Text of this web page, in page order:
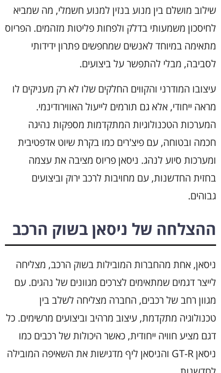
שילוב מושלם בין מנוע בנזין למנוע חשמלי, מה שמביא
לחיסכון משמעותי בדלק ולפחות פליטות מזהמים. הפריוס
מתאימה במיוחד לאנשים שמחפשים פתרון ידידותי
לסביבה, מבלי להתפשר על ביצועים.
עיצובו המודרני והקווים החלקים שלו לא רק מעניקים לו
מראה ייחודי, אלא גם תורמים לייעול האווירודינמי.
המערכות הטכנולוגיות המתקדמות מספקות נהיגה
חכמה ובטוחה, עם פיצ'רים כמו בקרת שיוט אדפטיבית
ומערכות סיוע לנהג. ניסאן פריוס מציבה את עצמה
בחזית החדשנות, עם מחויבות לרכב ירוק וביצועים
גבוהים.
ההצלחה של ניסאן בשוק הרכב
ניסאן, אחת מהחברות המובילות בשוק הרכב, מצליחה
לייצר דגמים שמתאימים לצרכים מגוונים של נהגים. עם
מגוון רחב של רכבים, החברה מצליחה לשלב בין
טכנולוגיה מתקדמת, עיצוב מרהיב וביצועים מרשימים. כל
דגם מציע חוויה ייחודית, כאשר היכולות של רכבים כמו
ניסאן GT-R והניסאן ליף מדגישות את השאיפה המובילה